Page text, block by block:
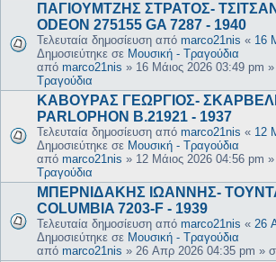
ΠΑΓΙΟΥΜΤΖΗΣ ΣΤΡΑΤΟΣ-
ODEON 275155 GA 7287 - 1940
Τελευταία δημοσίευση από marco21nis « 16
Δημοσιεύτηκε σε Μουσική - Τραγούδια
από marco21nis » 16 Μάιος 2026 03:49 pm
Τραγούδια
ΚΑΒΟΥΡΑΣ ΓΕΩΡΓΙΟΣ-
PARLOPHON B.21921 - 1937
Τελευταία δημοσίευση από marco21nis « 12
Δημοσιεύτηκε σε Μουσική - Τραγούδια
από marco21nis » 12 Μάιος 2026 04:56 pm
Τραγούδια
ΜΠΕΡΝΙΔΑΚΗΣ ΙΩΑΝΝΗΣ-
COLUMBIA 7203-F - 1939
Τελευταία δημοσίευση από marco21nis « 26
Δημοσιεύτηκε σε Μουσική - Τραγούδια
από marco21nis » 26 Απρ 2026 04:35 pm »